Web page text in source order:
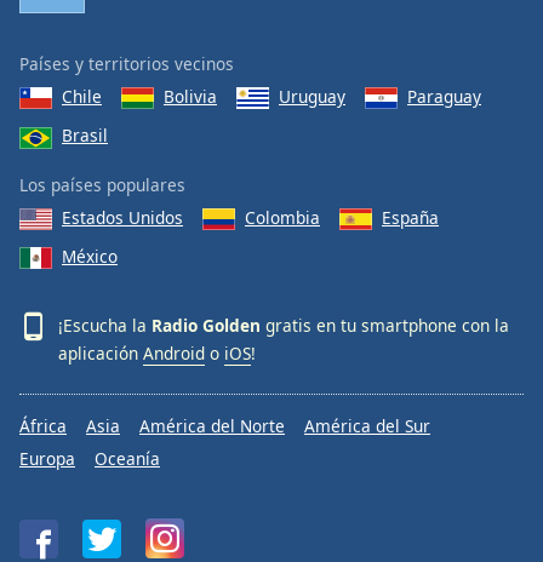
Países y territorios vecinos
Chile
Bolivia Uruguay
Paraguay
Brasil
Los países populares
Estados Unidos
Colombia
España
México
¡Escucha la Radio Golden gratis en tu smartphone con la
aplicación Android o iOS!
África Asia América del Norte
América del Sur
Europa
Oceanía